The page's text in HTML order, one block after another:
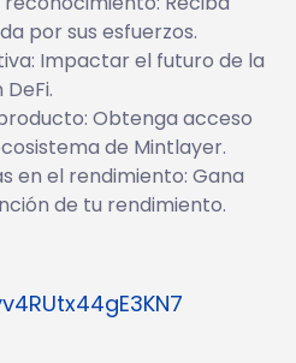
por sus esfuerzos.
Impactar el futuro de la
Obtenga acceso
de Mintlayer.
en el rendimiento: Gana
de tu rendimiento.